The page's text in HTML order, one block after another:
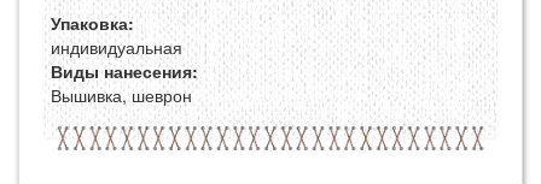
Упаковка:
индивидуальная
Виды нанесения:
Вышивка, шеврон